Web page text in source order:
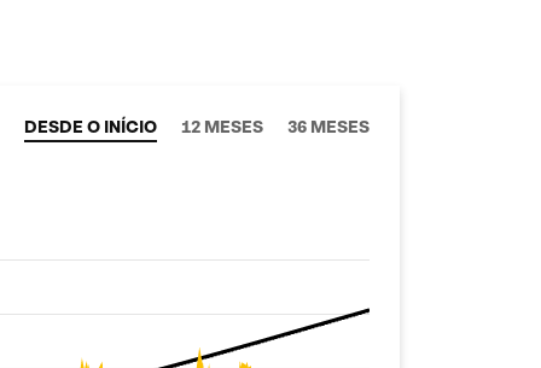
DESDE O INÍCIO 12 MESES 36 MESES